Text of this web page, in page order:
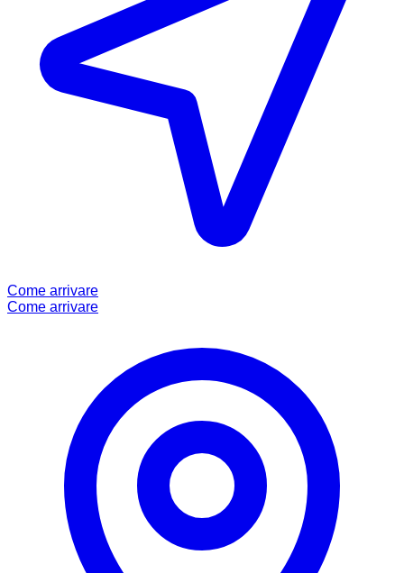
Come arrivare
Come arrivare